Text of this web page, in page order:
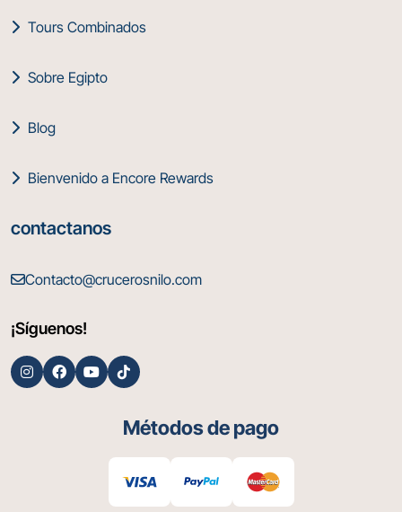
Tours Combinados
Sobre Egipto
Blog
Bienvenido a Encore Rewards
contactanos
Contacto@crucerosnilo.com
¡Síguenos!
Métodos de pago